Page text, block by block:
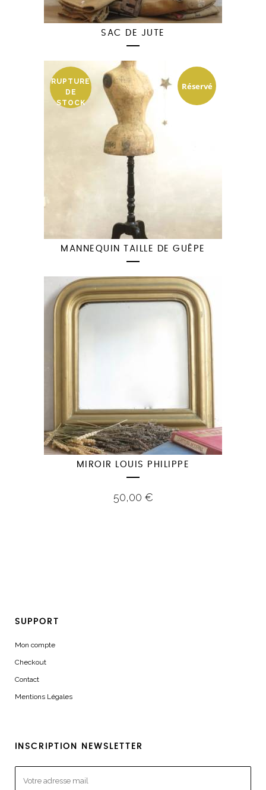
SAC DE JUTE
Réservé
RUPTURE
DE
STOCK
MANNEQUIN TAILLE DE GUÊPE
MIROIR LOUIS PHILIPPE
50,00 €
SUPPORT
Mon compte
Checkout
Contact
Mentions Légales
INSCRIPTION NEWSLETTER